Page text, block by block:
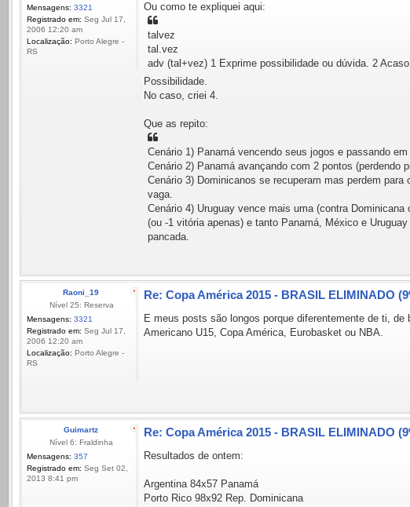
Mensagens: 3321
Registrado em: Seg Jul 17,
2006 12:20 am
Localização: Porto Alegre -
RS
Ou como te expliquei aqui:
talvez
tal.vez
adv (tal+vez) 1 Exprime possibilidade ou dúvida. 2
Possibilidade.
No caso, criei 4.
Que as repito:
Cenário 1) Panamá vencendo seus jogos e passando
Cenário 2) Panamá avançando com 2 pontos (perdendo
Cenário 3) Dominicanos se recuperam mas perdem
vaga.
Cenário 4) Uruguay vence mais uma (contra
(ou -1 vitória apenas) e tanto Panamá, México e
pancada.
Raoni_19
Nível 25: Reserva
Mensagens: 3321
Registrado em: Seg Jul 17,
2006 12:20 am
Localização: Porto Alegre -
RS
Re: Copa América 2015 - BRASIL ELIMINADO
E meus posts são longos porque diferentemente de ti,
Americano U15, Copa América, Eurobasket ou NBA.
Guimartz
Nível 6: Fraldinha
Mensagens: 357
Registrado em: Seg Set 02,
2013 8:41 pm
Re: Copa América 2015 - BRASIL ELIMINADO
Resultados de ontem:
Argentina 84x57 Panamá
Porto Rico 98x92 Rep. Dominicana